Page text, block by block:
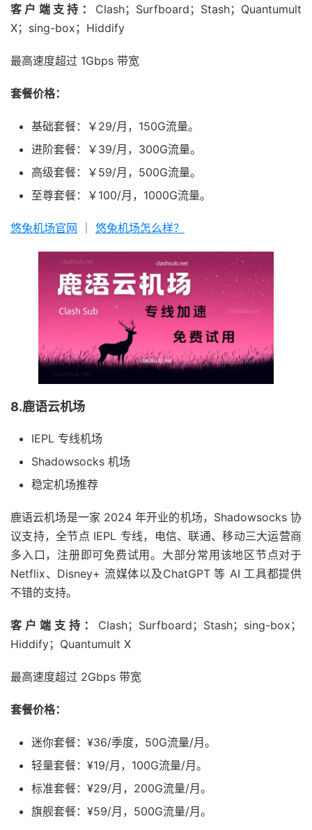
客户端支持： Clash；Surfboard；Stash；Quantumult
X；sing-box；Hiddify
最高速度超过 1Gbps 带宽
套餐价格：
基础套餐：￥29/月，150G流量。
进阶套餐：￥39/月，300G流量。
高级套餐：￥59/月，500G流量。
至尊套餐：￥100/月，1000G流量。
悠兔机场官网 悠兔机场怎么样？
8.鹿语云机场
IEPL 专线机场
Shadowsocks 机场
稳定机场推荐
鹿语云机场是一家 2024 年开业的机场，Shadowsocks 协
议支持，全节点 IEPL 专线，电信、联通、移动三大运营商
多入口，注册即可免费试用。大部分常用该地区节点对于
Netflix、Disney+ 流媒体以及ChatGPT 等 AI 工具都提供
不错的支持。
客户端支持： Clash；Surfboard；Stash；sing-box；
Hiddify；Quantumult X
最高速度超过 2Gbps 带宽
套餐价格：
迷你套餐：¥36/季度，50G流量/月。
轻量套餐：¥19/月，100G流量/月。
标准套餐：¥29/月，200G流量/月。
旗舰套餐：¥59/月，500G流量/月。